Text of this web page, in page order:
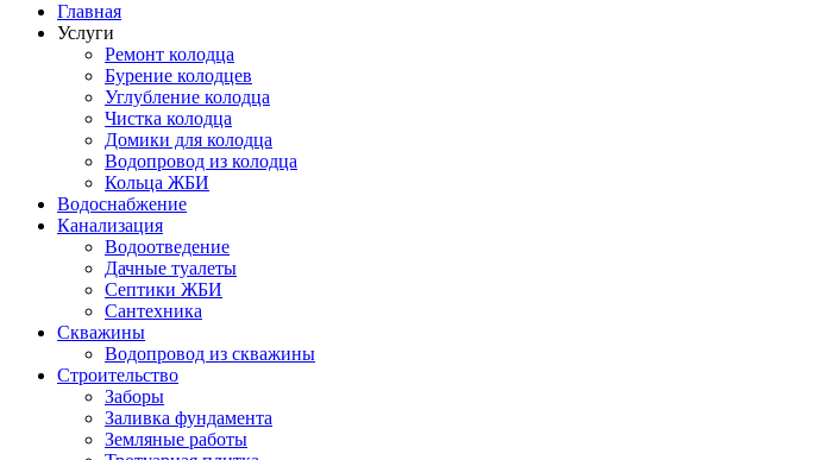
Главная
Услуги
Ремонт колодца
Бурение колодцев
Углубление колодца
Чистка колодца
Домики для колодца
Водопровод из колодца
Кольца ЖБИ
Водоснабжение
Канализация
Водоотведение
Дачные туалеты
Септики ЖБИ
Сантехника
Скважины
Водопровод из скважины
Строительство
Заборы
Заливка фундамента
Земляные работы